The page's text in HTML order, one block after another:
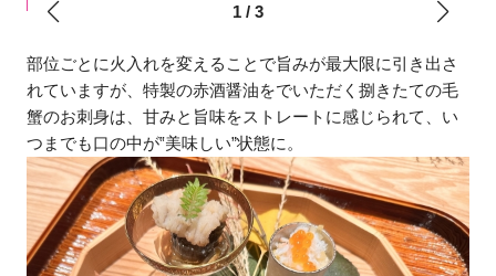
1/ 3
部位ごとに火入れを変えることで旨みが最大限に引き出さ
れていますが、特製の赤酒醤油をでいただく捌きたての毛
蟹のお刺身は、甘みと旨味をストレートに感じられて、い
つまでも口の中が‟美味しい”状態に。